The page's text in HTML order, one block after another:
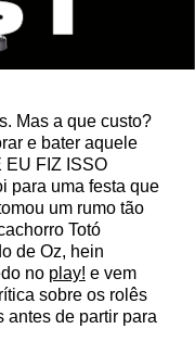
Mas a que custo?
e bater aquele
EU FIZ ISSO
para uma festa que
um rumo tão
Totó
de Oz, hein
no play! e vem
sobre os rolês
antes de partir para